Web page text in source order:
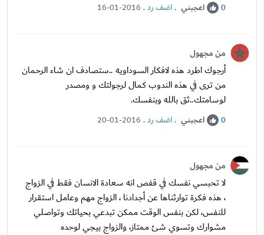
0 اعجبني .اضف رد.
16-01-2016
من مجهول
أرجوك اطرد هذه لافكار السوداويه ..ستصادف ان شاء الرحمان
من ترى في هذه الندوب كمال لرجولتك و ومصدر
لوسامتك..ثق بالله وبنفسك.
0 اعجبني .اضف رد.
20-01-2016
من مجهول
لا تحبسي نفسك في قفص انه سعادة الانسان فقط في الزواج
، هذه فكرة توارثناها عن أجدادنا ، الزواج مهم وعامل استقرار
للنفس، لكن بنفس الوقت ممكن تبدعي بحياتك وتواصلي
مشوارك وتسوي شئ ممتاز، والزواج بيجي لوحده